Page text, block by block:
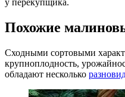
у перекупщика.
Похожие
Сходными сортовыми
крупноплодность,
обладают несколько